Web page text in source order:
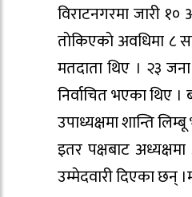
विराटनगरमा जारी
ताेकिएकाे अवधिमा ८
मतदाता थिए । २३
निर्वाचित भएका थिए
उपाध्यक्षमा शान्ति
इतर पक्षबाट
उम्मेदवारी दिएका छन्